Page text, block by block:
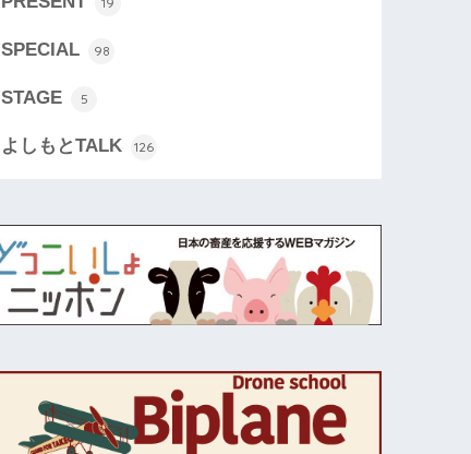
SPECIAL 98
STAGE 5
よしもとTALK 126